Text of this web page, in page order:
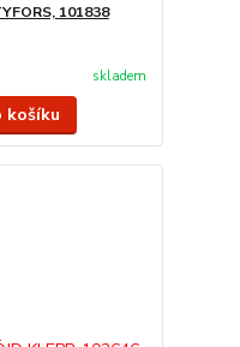
101838
skladem
košíku